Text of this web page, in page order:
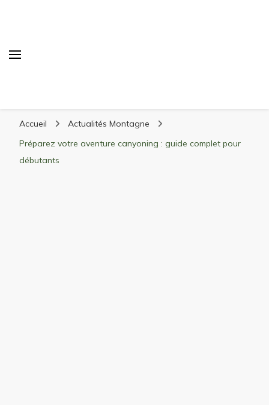
matériel, stations de ski
Accueil
Actualités Montagne
Préparez votre aventure canyoning : guide complet pour
débutants